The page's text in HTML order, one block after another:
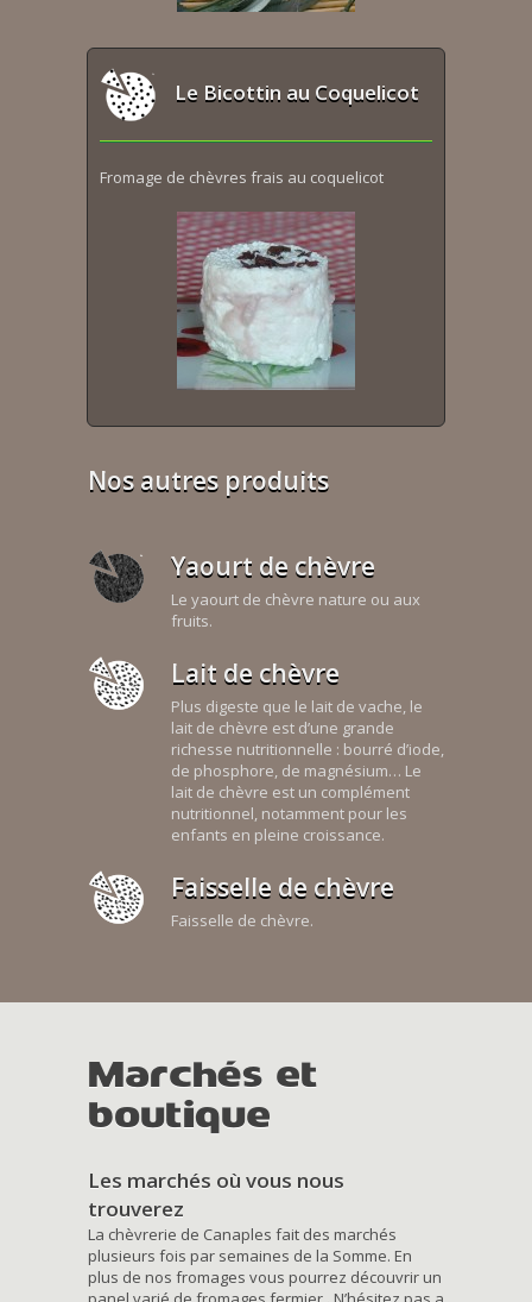
Le Bicottin au Coquelicot
Fromage de chèvres frais au coquelicot
Nos autres produits
Yaourt de chèvre
Le yaourt de chèvre nature ou aux
fruits.
Lait de chèvre
Plus digeste que le lait de vache, le
lait de chèvre est d’une grande
richesse nutritionnelle : bourré d’iode,
de phosphore, de magnésium… Le
lait de chèvre est un complément
nutritionnel, notamment pour les
enfants en pleine croissance.
Faisselle de chèvre
Faisselle de chèvre.
Marchés et
boutique
Les marchés où vous nous
trouverez
La chèvrerie de Canaples fait des marchés
plusieurs fois par semaines de la Somme. En
plus de nos fromages vous pourrez découvrir un